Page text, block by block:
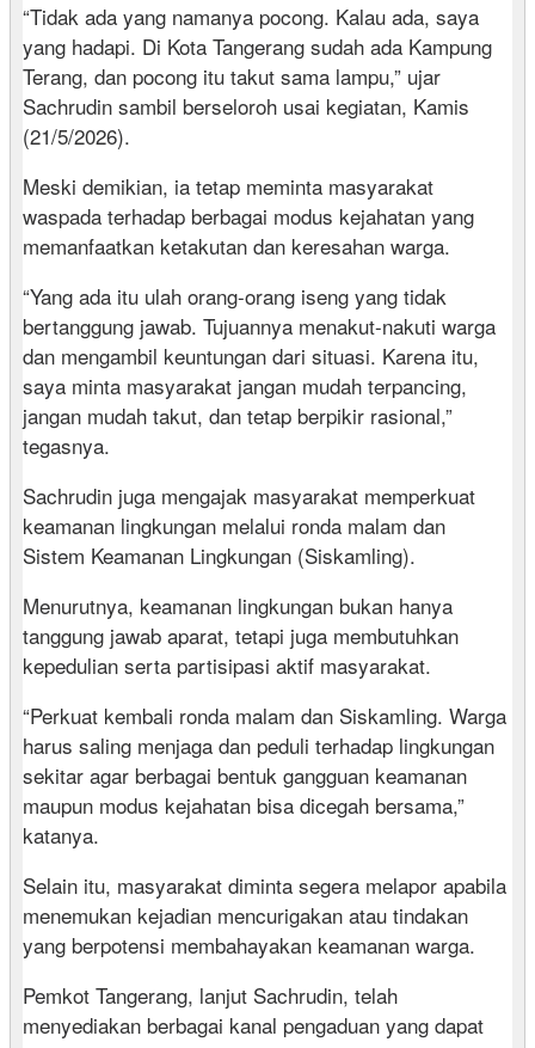
“Tidak ada yang namanya pocong. Kalau ada, saya
yang hadapi. Di Kota Tangerang sudah ada Kampung
Terang, dan pocong itu takut sama lampu,” ujar
Sachrudin sambil berseloroh usai kegiatan, Kamis
(21/5/2026).
Meski demikian, ia tetap meminta masyarakat
waspada terhadap berbagai modus kejahatan yang
memanfaatkan ketakutan dan keresahan warga.
“Yang ada itu ulah orang-orang iseng yang tidak
bertanggung jawab. Tujuannya menakut-nakuti warga
dan mengambil keuntungan dari situasi. Karena itu,
saya minta masyarakat jangan mudah terpancing,
jangan mudah takut, dan tetap berpikir rasional,”
tegasnya.
Sachrudin juga mengajak masyarakat memperkuat
keamanan lingkungan melalui ronda malam dan
Sistem Keamanan Lingkungan (Siskamling).
Menurutnya, keamanan lingkungan bukan hanya
tanggung jawab aparat, tetapi juga membutuhkan
kepedulian serta partisipasi aktif masyarakat.
“Perkuat kembali ronda malam dan Siskamling. Warga
harus saling menjaga dan peduli terhadap lingkungan
sekitar agar berbagai bentuk gangguan keamanan
maupun modus kejahatan bisa dicegah bersama,”
katanya.
Selain itu, masyarakat diminta segera melapor apabila
menemukan kejadian mencurigakan atau tindakan
yang berpotensi membahayakan keamanan warga.
Pemkot Tangerang, lanjut Sachrudin, telah
menyediakan berbagai kanal pengaduan yang dapat